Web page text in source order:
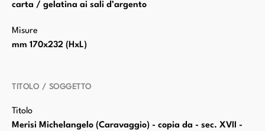
carta / gelatina ai sali d’argento
Misure
mm 170x232 (HxL)
TITOLO / SOGGETTO
Titolo
Merisi Michelangelo (Caravaggio) - copia da - sec. XVII -